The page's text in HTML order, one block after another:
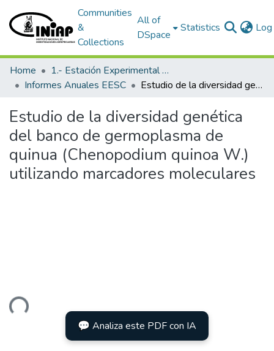
Communities
&
Collections
All of
DSpace
Statistics
Home
1.- Estación Experimental Santa Catalina
Informes Anuales EESC
Estudio de la diversidad genética del banco de germoplasma de quinua (Chenopodium quinoa W.) utilizando marcadores moleculares
Estudio de la diversidad genética
del banco de germoplasma de
quinua (Chenopodium quinoa W.)
utilizando marcadores moleculares
💬 Analiza este PDF con IA